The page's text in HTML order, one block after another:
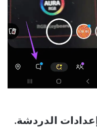
إعدادات الدردشة.